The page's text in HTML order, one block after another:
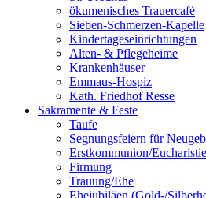
ökumenisches Trauercafé
Sieben-Schmerzen-Kapelle
Kindertageseinrichtungen
Alten- & Pflegeheime
Krankenhäuser
Emmaus-Hospiz
Kath. Friedhof Resse
Sakramente & Feste
Taufe
Segnungsfeiern für
Erstkommunion/Eucharistie
Firmung
Trauung/Ehe
Ehejubiläen (Gold-/